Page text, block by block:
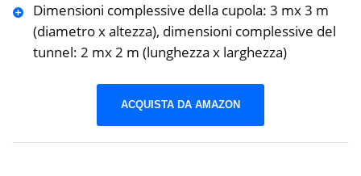
Dimensioni complessive della cupola: 3 mx 3 m
(diametro x altezza), dimensioni complessive del
tunnel: 2 mx 2 m (lunghezza x larghezza)
ACQUISTA DA AMAZON